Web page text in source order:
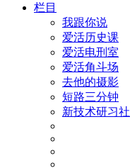
栏目
我跟你说
爱活历史课
爱活电刑室
爱活角斗场
去他的摄影
短路三分钟
新技术研习社